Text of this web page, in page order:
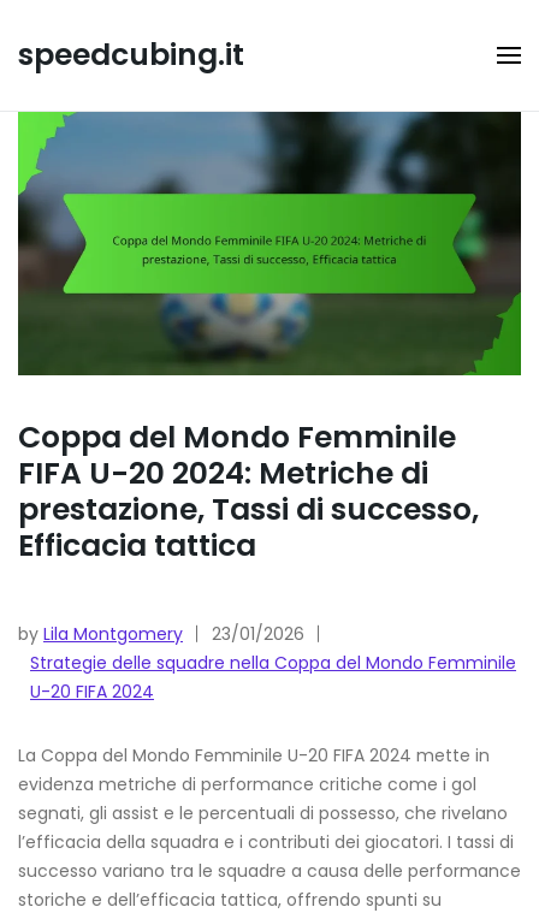
content
speedcubing.it
Coppa del Mondo Femminile
FIFA U-20 2024: Metriche di
prestazione, Tassi di successo,
Efficacia tattica
by Lila Montgomery
23/01/2026
Strategie delle squadre nella Coppa del Mondo Femminile
U-20 FIFA 2024
La Coppa del Mondo Femminile U-20 FIFA 2024 mette in
evidenza metriche di performance critiche come i gol
segnati, gli assist e le percentuali di possesso, che rivelano
l’efficacia della squadra e i contributi dei giocatori. I tassi di
successo variano tra le squadre a causa delle performance
storiche e dell’efficacia tattica, offrendo spunti su